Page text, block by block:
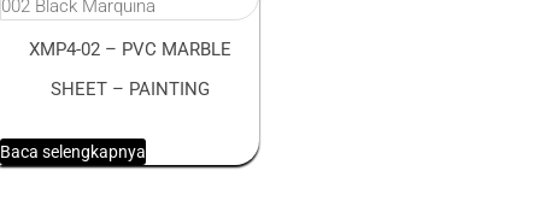
XMP4-02 – PVC MARBLE
SHEET – PAINTING
Baca selengkapnya